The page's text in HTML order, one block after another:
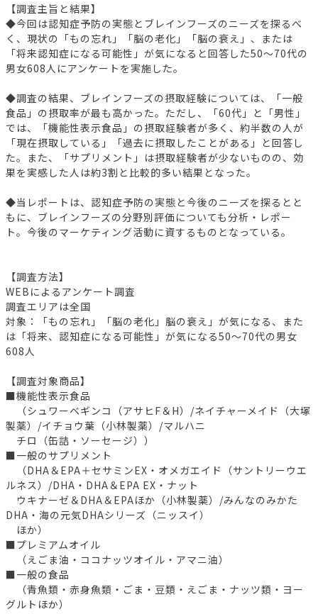
【調査主旨と結果】
◆今回は認知症予防の実態とブレインフーズのニーズを探るべ
く、現状の「もの忘れ」「脳の老化」「脳の衰え」、または
「将来認知症になる可能性」が気になると回答した50～70代の
男女608人にアンケートを実施した。
◆調査の結果、ブレインフーズの摂取経験については、「一般
食品」の摂取率が最も高かった。ただし、「60代」と「男性」
では、「機能性表示食品」の摂取経験者が多く、約半数の人が
「現在摂取している」「過去に摂取したことがある」と回答し
た。また、「サプリメント」は摂取経験者が少ないものの、効
果を実感した人は約3割と比較的多い結果となった。
◆当レポートは、認知症予防の実態と今後のニーズを探るとと
もに、ブレインフーズの分野別評価についても分析・レポー
ト。今後のマーケティング活動に資するものとなっている。
【調査方法】
WEBによるアンケート調査
調査エリアは全国
対象：「もの忘れ」「脳の老化」脳の衰え」が気になる、また
は「将来、認知症になる可能性」が気になる50～70代の男女
608人
【調査対象商品】
■機能性表示食品
（シュワーベギンコ（アサヒF＆H）/ネイチャーメイド（大塚
製薬）/イチョウ葉（小林製薬）/マルハニ
チロ（缶詰・ソーセージ））
■一般のサプリメント
（DHA＆EPA＋セサミンEX・オメガエイド（サントリーウエ
ルネス）/DHA・DHA＆EPA EX・ナット
ウキナーゼ＆DHA＆EPAほか（小林製薬）/みんなのみかた
DHA・海の元気DHAシリーズ（ニッスイ）
ほか）
■プレミアムオイル
（えごま油・ココナッツオイル・アマニ油）
■一般の食品
（青魚類・赤身魚類・ごま・豆類・えごま・ナッツ類・ヨー
グルトほか）